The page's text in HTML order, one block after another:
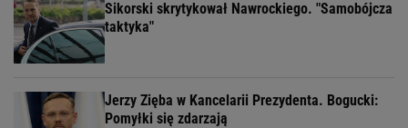
Sikorski skrytykował Nawrockiego. "Samobójcza
taktyka"
Jerzy Zięba w Kancelarii Prezydenta. Bogucki:
Pomyłki się zdarzają